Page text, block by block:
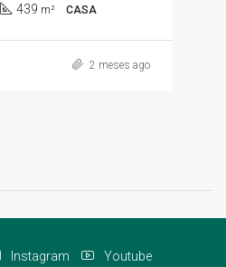
439 m² CASA
2 meses ago
Instagram Youtube